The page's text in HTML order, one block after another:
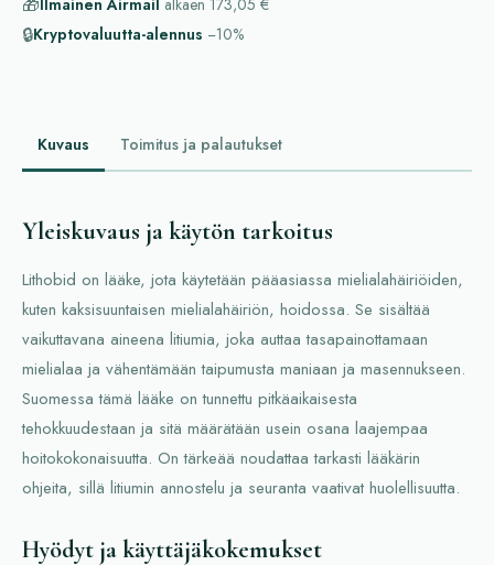
Ilmainen Airmail alkaen 173,05 €
🔒Kryptovaluutta-alennus −10%
Kuvaus Toimitus ja palautukset
Yleiskuvaus ja käytön tarkoitus
Lithobid on lääke, jota käytetään pääasiassa mielialahäiriöiden,
kuten kaksisuuntaisen mielialahäiriön, hoidossa. Se sisältää
vaikuttavana aineena litiumia, joka auttaa tasapainottamaan
mielialaa ja vähentämään taipumusta maniaan ja masennukseen.
Suomessa tämä lääke on tunnettu pitkäaikaisesta
tehokkuudestaan ja sitä määrätään usein osana laajempaa
hoitokokonaisuutta. On tärkeää noudattaa tarkasti lääkärin
ohjeita, sillä litiumin annostelu ja seuranta vaativat huolellisuutta.
Hyödyt ja käyttäjäkokemukset